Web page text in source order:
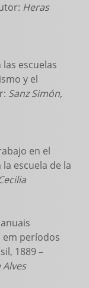
Heras
escuelas
y el
Sanz Simón,
en el
escuela de la
em períodos
1889 –
Alves